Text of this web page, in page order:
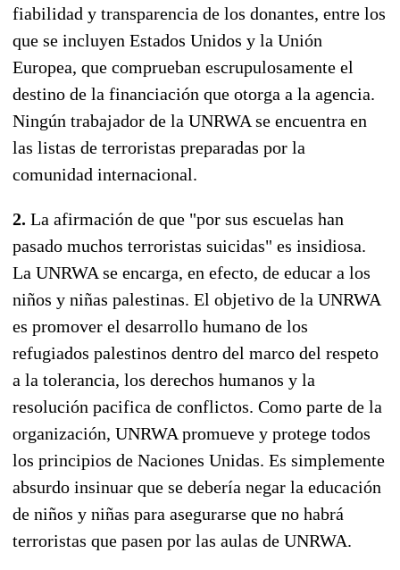
fiabilidad y transparencia de los donantes, entre los
que se incluyen Estados Unidos y la Unión
Europea, que comprueban escrupulosamente el
destino de la financiación que otorga a la agencia.
Ningún trabajador de la UNRWA se encuentra en
las listas de terroristas preparadas por la
comunidad internacional.
2. La afirmación de que "por sus escuelas han
pasado muchos terroristas suicidas" es insidiosa.
La UNRWA se encarga, en efecto, de educar a los
niños y niñas palestinas. El objetivo de la UNRWA
es promover el desarrollo humano de los
refugiados palestinos dentro del marco del respeto
a la tolerancia, los derechos humanos y la
resolución pacifica de conflictos. Como parte de la
organización, UNRWA promueve y protege todos
los principios de Naciones Unidas. Es simplemente
absurdo insinuar que se debería negar la educación
de niños y niñas para asegurarse que no habrá
terroristas que pasen por las aulas de UNRWA.